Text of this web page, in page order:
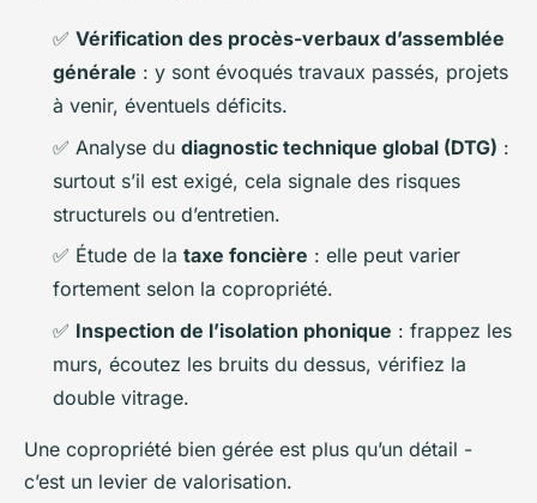
✅ Vérification des procès-verbaux d’assemblée
générale : y sont évoqués travaux passés, projets
à venir, éventuels déficits.
✅ Analyse du diagnostic technique global (DTG) :
surtout s’il est exigé, cela signale des risques
structurels ou d’entretien.
✅ Étude de la taxe foncière : elle peut varier
fortement selon la copropriété.
✅ Inspection de l’isolation phonique : frappez les
murs, écoutez les bruits du dessus, vérifiez la
double vitrage.
Une copropriété bien gérée est plus qu’un détail -
c’est un levier de valorisation.